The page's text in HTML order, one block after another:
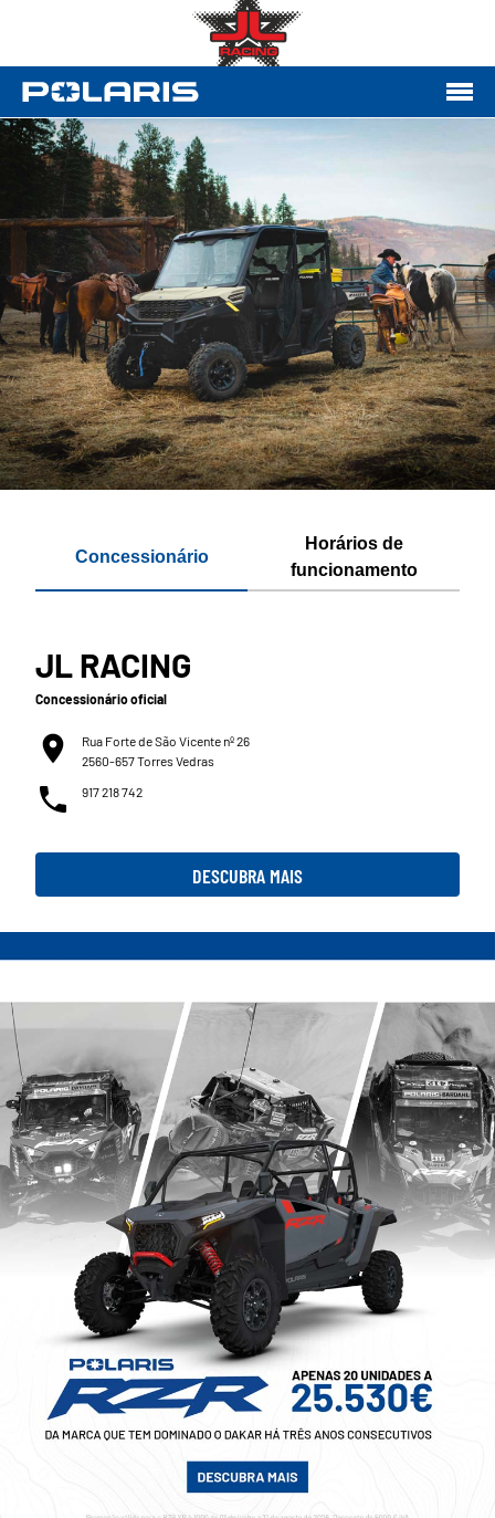
Concessionário
Horários de
funcionamento
JL RACING
Concessionário oficial
Rua Forte de São Vicente nº 26
2560-657 Torres Vedras
917 218 742
DESCUBRA MAIS